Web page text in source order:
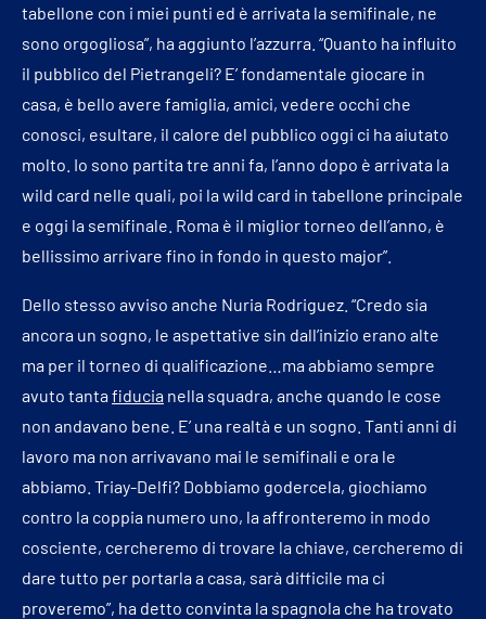
tabellone con i miei punti ed è arrivata la semifinale, ne
sono orgogliosa”, ha aggiunto l’azzurra. “Quanto ha influito
il pubblico del Pietrangeli? E’ fondamentale giocare in
casa, è bello avere famiglia, amici, vedere occhi che
conosci, esultare, il calore del pubblico oggi ci ha aiutato
molto. Io sono partita tre anni fa, l’anno dopo è arrivata la
wild card nelle quali, poi la wild card in tabellone principale
e oggi la semifinale. Roma è il miglior torneo dell’anno, è
bellissimo arrivare fino in fondo in questo major”.
Dello stesso avviso anche Nuria Rodriguez. “Credo sia
ancora un sogno, le aspettative sin dall’inizio erano alte
ma per il torneo di qualificazione…ma abbiamo sempre
avuto tantafiducia nella squadra, anche quando le cose
non andavano bene. E’ una realtà e un sogno. Tanti anni di
lavoro ma non arrivavano mai le semifinali e ora le
abbiamo. Triay-Delfi? Dobbiamo godercela, giochiamo
contro la coppia numero uno, la affronteremo in modo
cosciente, cercheremo di trovare la chiave, cercheremo di
dare tutto per portarla a casa, sarà difficile ma ci
proveremo”, ha detto convinta la spagnola che ha trovato